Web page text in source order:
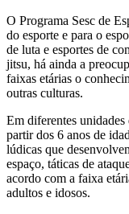
O Programa Sesc de
do esporte e para o
de luta e esportes de
jitsu, há ainda a
faixas etárias o
outras culturas.
Em diferentes unidades
partir dos 6 anos de
lúdicas que
espaço, táticas de
acordo com a faixa
adultos e idosos.